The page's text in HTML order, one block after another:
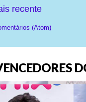
recente
(Atom)